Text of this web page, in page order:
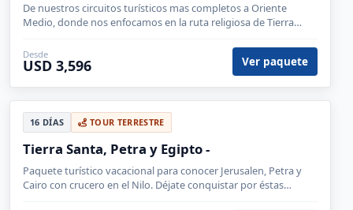
De nuestros circuitos turísticos mas completos a Oriente
Medio, donde nos enfocamos en la ruta religiosa de Tierra
Muerto.
Desde
USD 3,596 Ver paquete
16 DÍAS TOUR TERRESTRE
Tierra Santa, Petra y Egipto -
Paquete turístico vacacional para conocer Jerusalen, Petra y
Cairo con crucero en el Nilo. Déjate conquistar por éstas